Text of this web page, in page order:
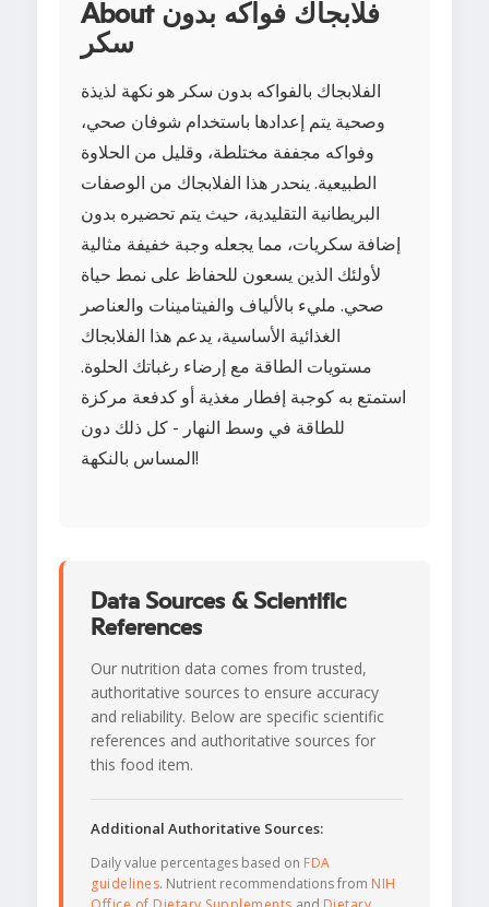
About فلابجاك فواكه بدون
سكر
الفلابجاك بالفواكه بدون سكر هو نكهة لذيذة
وصحية يتم إعدادها باستخدام شوفان صحي،
وفواكه مجففة مختلطة، وقليل من الحلاوة
الطبيعية. ينحدر هذا الفلابجاك من الوصفات
البريطانية التقليدية، حيث يتم تحضيره بدون
إضافة سكريات، مما يجعله وجبة خفيفة مثالية
لأولئك الذين يسعون للحفاظ على نمط حياة
صحي. مليء بالألياف والفيتامينات والعناصر
الغذائية الأساسية، يدعم هذا الفلابجاك
مستويات الطاقة مع إرضاء رغباتك الحلوة.
استمتع به كوجبة إفطار مغذية أو كدفعة مركزة
للطاقة في وسط النهار - كل ذلك دون
المساس بالنكهة!
Data Sources & Scientific
References
Our nutrition data comes from trusted,
authoritative sources to ensure accuracy
and reliability. Below are specific scientific
references and authoritative sources for
this food item.
Additional Authoritative Sources:
Daily value percentages based on FDA
guidelines. Nutrient recommendations from NIH